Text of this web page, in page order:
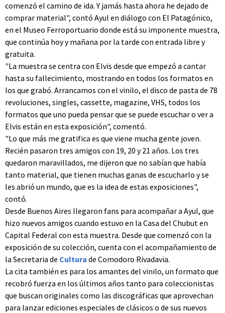
comenzó el camino de ida. Y jamás hasta ahora he dejado de
comprar material", contó Ayul en diálogo con El Patagónico,
en el Museo Ferroportuario donde está su imponente muestra,
que continúa hoy y mañana por la tarde con entrada libre y
gratuita.
"La muestra se centra con Elvis desde que empezó a cantar
hasta su fallecimiento, mostrando en todos los formatos en
los que grabó. Arrancamos con el vinilo, el disco de pasta de 78
revoluciones, singles, cassette, magazine, VHS, todos los
formatos que uno pueda pensar que se puede escuchar o ver a
Elvis están en esta exposición", comentó.
"Lo que más me gratifica es que viene mucha gente joven.
Recién pasaron tres amigos con 19, 20 y 21 años. Los tres
quedaron maravillados, me dijeron que no sabían que había
tanto material, que tienen muchas ganas de escucharlo y se
les abrió un mundo, que es la idea de estas exposiciones",
contó.
Desde Buenos Aires llegaron fans para acompañar a Ayul, que
hizo nuevos amigos cuando estuvo en la Casa del Chubut en
Capital Federal con esta muestra. Desde que comenzó con la
exposición de su colección, cuenta con el acompañamiento de
la Secretaria de Cultura de Comodoro Rivadavia.
La cita también es para los amantes del vinilo, un formato que
recobró fuerza en los últimos años tanto para coleccionistas
que buscan originales como las discográficas que aprovechan
para lanzar ediciones especiales de clásicos o de sus nuevos